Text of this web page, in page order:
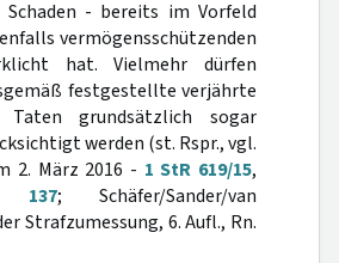
Schaden - bereits im Vorfeld
vermögensschützenden
hat. Vielmehr dürfen
festgestellte verjährte
grundsätzlich sogar
werden (st. Rspr., vgl.
2. März 2016 - 1 StR 619/15,
137; Schäfer/Sander/van
Strafzumessung, 6. Aufl., Rn.